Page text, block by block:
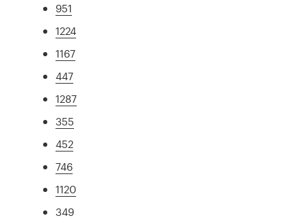
951
1224
1167
447
1287
355
452
746
1120
349